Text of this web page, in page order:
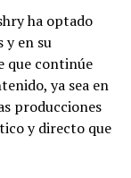
ha optado
y en su
que continúe
ya sea en
producciones
y directo que